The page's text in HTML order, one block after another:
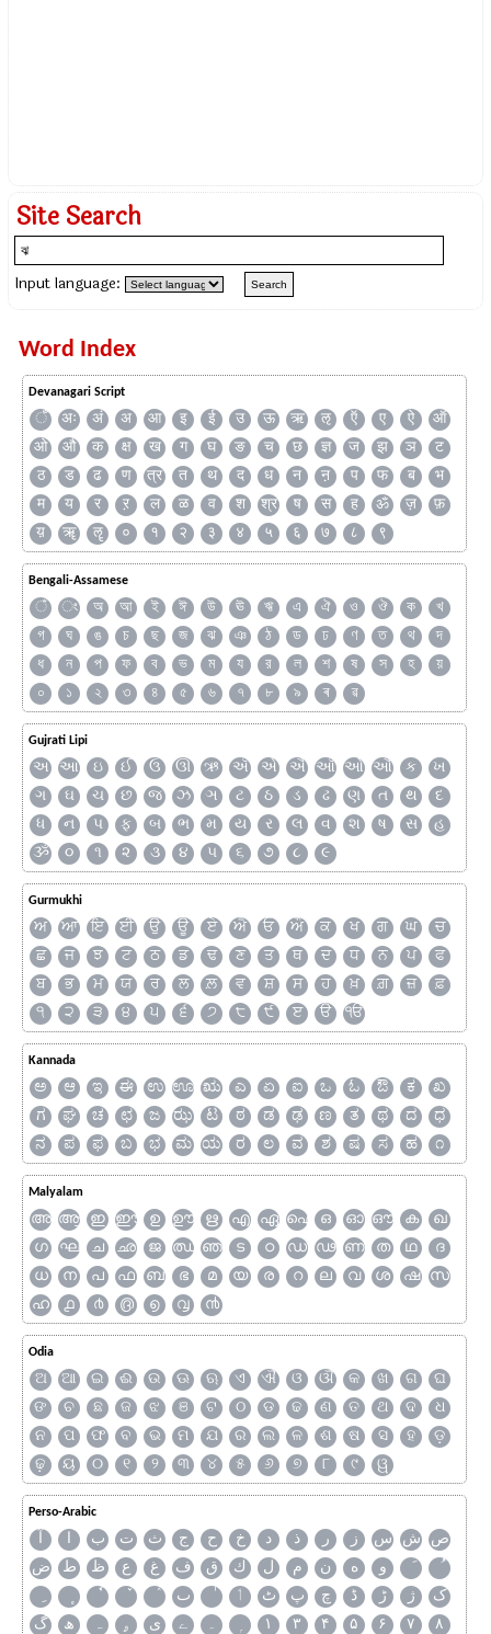
Site Search
Input language:
Word Index
Devanagari Script
ँ अः अं अ आ इ ई उ ऊ ऋ ऌ ऍ ए ऐ
ऑ
ओ
औ क क्ष ख ग घ ङ च छ ज्ञ ज झ ञ
ट
ठ
ड ढ ण त्र त थ द ध न ऩ प फ ब
भ
म
य र ऱ ल ळ व श श्र ष स ह ॐ ज़
फ़
य़
ॠ ॡ ० १ २ ३ ४ ५ ६ ७ ८ ९
Bengali-Assamese
ঁ ং অ আ ই ঈ উ ঊ ঋ এ ঐ ও ঔ ক
খ
গ
ঘ ঙ চ ছ জ ঝ ঞ ঠ ড ঢ ণ ত থ
দ
ধ
ন প ফ ব ভ ম য র ল শ ষ স হ
য়
০
১ ২ ৩ ৪ ৫ ৬ ৭ ৮ ৯ ৰ ৱ
Gujrati Lipi
અ આ ઇ ઈ ઉ ઊ ઋ ઍ એ ઐ ઑ ઓ ઔ ક
ખ
ગ
ઘ ચ છ જ ઝ ઞ ટ ઠ ડ ઢ ણ ત થ
દ
ધ
ન પ ફ બ ભ મ ય ર લ વ શ ષ સ
હ
ૐ
૦ ૧ ૨ ૩ ૪ ૫ ૬ ૭ ૮ ૯
Gurmukhi
ਅ ਆ ਇ ਈ ਉ ਊ ਏ ਐ ਓ ਔ ਕ ਖ ਗ ਘ
ਚ
ਛ
ਜ ਝ ਟ ਠ ਡ ਢ ਣ ਤ ਥ ਦ ਧ ਨ ਪ
ਫ
ਬ
ਭ ਮ ਯ ਰ ਲ ਲ਼ ਵ ਸ਼ ਸ ਹ ਖ਼ ਗ਼ ਜ਼
ਫ਼
੧
੨ ੩ ੪ ੫ ੬ ੭ ੮ ੯ ੲ ੳ ੴ
Kannada
ಅ ಆ ಇ ಈ ಉ ಊ ಋ ಎ ಏ ಐ ಒ ಓ ಔ ಕ
ಖ
ಗ
ಘ ಚ ಛ ಜ ಝ ಟ ಠ ಡ ಢ ಣ ತ ಥ ದ
ಧ
ನ
ಪ ಫ ಬ ಭ ಮ ಯ ರ ಲ ವ ಶ ಷ ಸ ಹ ೧
Malyalam
അ ആ ഇ ഈ ഉ ഊ ഋ എ ഏ ഐ ഒ ഓ ഔ ക
ഖ
ഗ
ഘ ച ഛ ജ ഝ ഞ ട ഠ ഡ ഢ ണ ത ഥ
ദ
ധ
ന പ ഫ ബ ഭ മ യ ര റ ല വ ശ ഷ
സ
ഹ
൧ ൪ ൫ ൭ ൮ ൯
Odia
ଅ ଆ ଇ ଈ ଉ ଊ ଋ ଏ ଐ ଓ ଔ କ ଖ ଗ
ଘ
ଙ
ଚ ଛ ଜ ଝ ଞ ଟ ଠ ଡ ଢ ଣ ତ ଥ ଦ
ଧ
ନ
ପ ଫ ବ ଭ ମ ଯ ର ଲ ଳ ଶ ଷ ସ ହ
ଡ଼
ଢ଼
ୟ ୦ ୧ ୨ ୩ ୪ ୫ ୬ ୭ ୮ ୯ ୱ
Perso-Arabic
آ ا ب ت ث ج ح خ د ذ ر ز س ش ص
ض
ط ظ ع غ ف ق ك ل م ن ه
و
ٮ
ٲ ٹ پ چ ڈ ڑ ژ
ک
گ
ھ ہ ۄ ی ے ۔ ۱ ۳ ۴ ۵ ۶ ۷
۸